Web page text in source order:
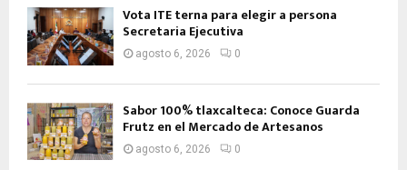
Vota ITE terna para elegir a persona
Secretaria Ejecutiva
agosto 6, 2026 0
Sabor 100% tlaxcalteca: Conoce Guarda
Frutz en el Mercado de Artesanos
agosto 6, 2026 0